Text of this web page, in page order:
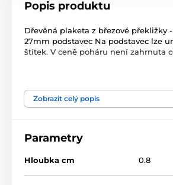
Popis produktu
Dřevěná plaketa z březové překližky
27mm podstavec Na podstavec lze
štítek. V ceně poháru není zahrnuta
Čísla Dřevěné trofeje
Zobrazit celý popis
Parametry
Hloubka cm 0.8